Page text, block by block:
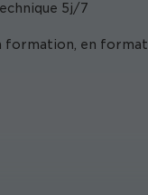
5j/7
formation, en format